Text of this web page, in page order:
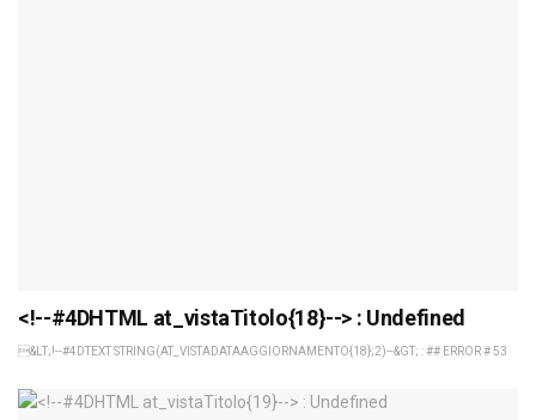
<!--#4DHTML at_vistaTitolo{18}--> : Undefined
&LT;!--#4DTEXT STRING(AT_VISTADATAAGGIORNAMENTO{18};2)--&GT; : ## ERROR # 53